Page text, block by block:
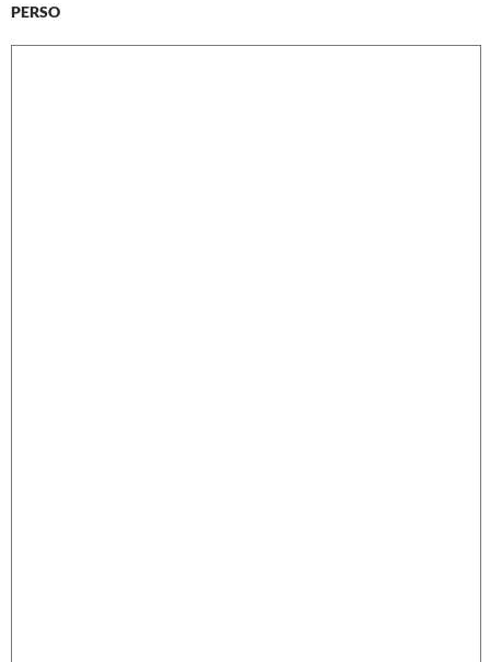
PERSO